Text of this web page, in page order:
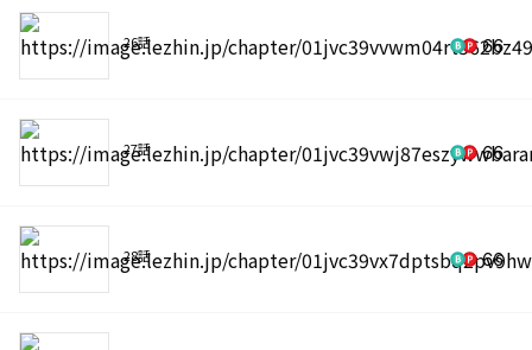
26話 66
27話 66
28話 66